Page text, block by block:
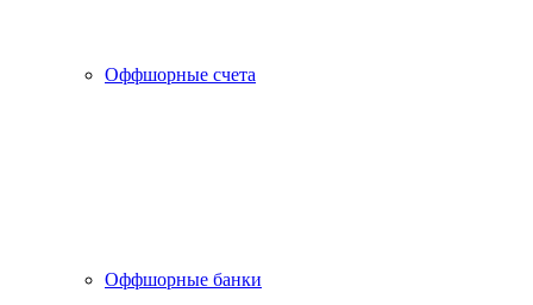
Оффшорные счета
Оффшорные банки